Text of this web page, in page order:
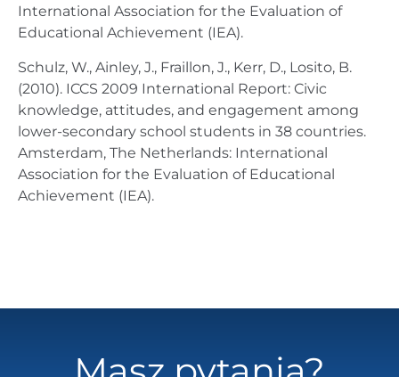
International Association for the Evaluation of
Educational Achievement (IEA).
Schulz, W., Ainley, J., Fraillon, J., Kerr, D., Losito, B.
(2010). ICCS 2009 International Report: Civic
knowledge, attitudes, and engagement among
lower-secondary school students in 38 countries.
Amsterdam, The Netherlands: International
Association for the Evaluation of Educational
Achievement (IEA).